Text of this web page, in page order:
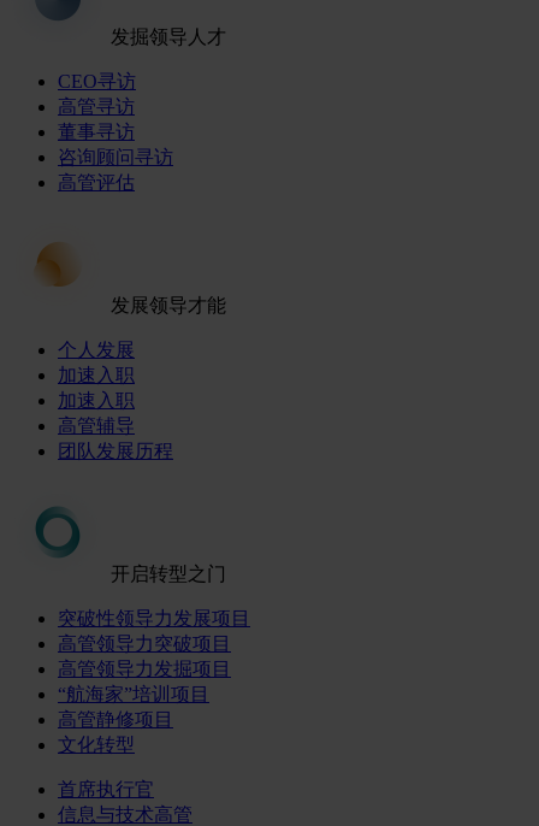
发掘领导人才
CEO寻访
高管寻访
董事寻访
咨询顾问寻访
高管评估
发展领导才能
个人发展
加速入职
加速入职
高管辅导
团队发展历程
开启转型之门
突破性领导力发展项目
高管领导力突破项目
高管领导力发掘项目
“航海家”培训项目
高管静修项目
文化转型
首席执行官
信息与技术高管